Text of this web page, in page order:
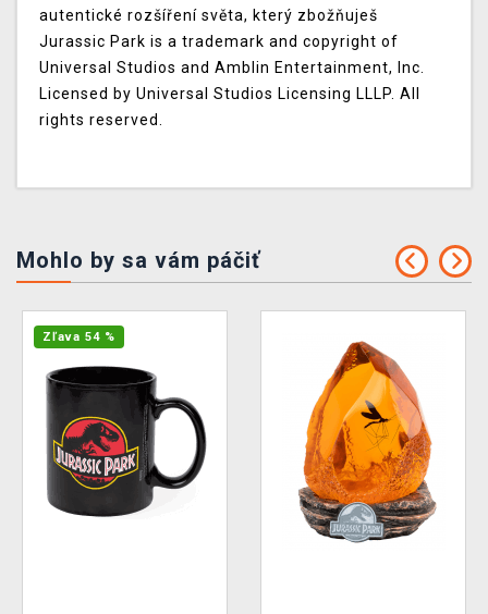
autentické rozšíření světa, který zbožňuješ
Jurassic Park is a trademark and copyright of
Universal Studios and Amblin Entertainment, Inc.
Licensed by Universal Studios Licensing LLLP. All
rights reserved.
Mohlo by sa vám páčiť
Zľava 54 %